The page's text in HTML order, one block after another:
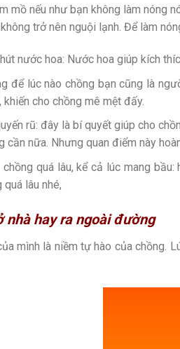
mồ nếu như bạn không làm nóng
trở nên nguội lạnh. Để làm
nước hoa: Nước hoa giúp kích
để lúc nào chồng bạn cũng là
khiến cho chồng mê mệt đấy.
rũ: đây là bí quyết giúp cho
cần nữa. Nhưng quan điểm này
quá lâu, kể cả lúc mang
lâu nhé,
nhà hay ra ngoài đường
mình là niềm tự hào của chồng.